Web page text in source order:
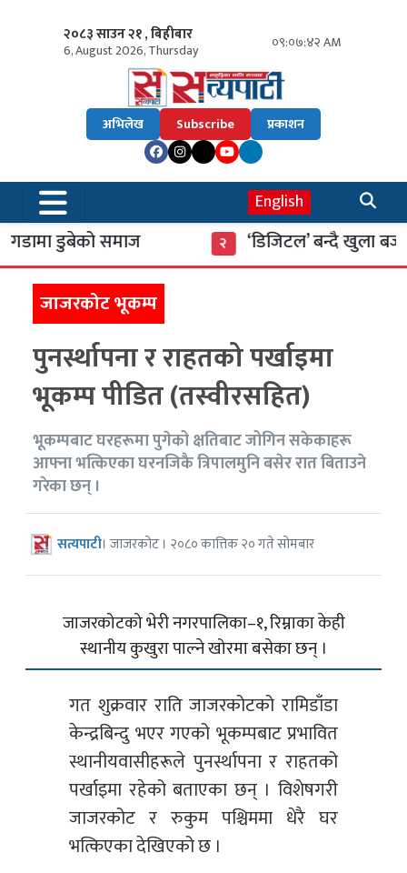
२०८३ साउन २१ , बिहीबार
6, August 2026, Thursday ०९:०७:४३ AM
अभिलेख Subscribe प्रकाशन
English
डुबेको समाज
‘डिजिटल’ बन्दै खुला बजार
जाजरकोट भूकम्प
पुनर्स्थापना र राहतको पर्खाइमा
भूकम्प पीडित (तस्वीरसहित)
भूकम्पबाट घरहरूमा पुगेको क्षतिबाट जोगिन सकेकाहरू
आफ्ना भत्किएका घरनजिकै त्रिपालमुनि बसेर रात बिताउने
गरेका छन् ।
सत्यपाटी। जाजरकोट । २०८० कात्तिक २० गते सोमबार
जाजरकोटको भेरी नगरपालिका–१, रिम्नाका केही
स्थानीय कुखुरा पाल्ने खोरमा बसेका छन् ।
गत शुक्रवार राति जाजरकोटको रामिडाँडा
केन्द्रबिन्दु भएर गएको भूकम्पबाट प्रभावित
स्थानीयवासीहरूले पुनर्स्थापना र राहतको
पर्खाइमा रहेको बताएका छन् । विशेषगरी
जाजरकोट र रुकुम पश्चिममा धेरै घर
भत्किएका देखिएको छ ।